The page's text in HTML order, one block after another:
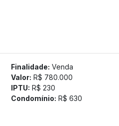
Finalidade: Venda
Valor: R$ 780.000
IPTU: R$ 230
Condomínio: R$ 630